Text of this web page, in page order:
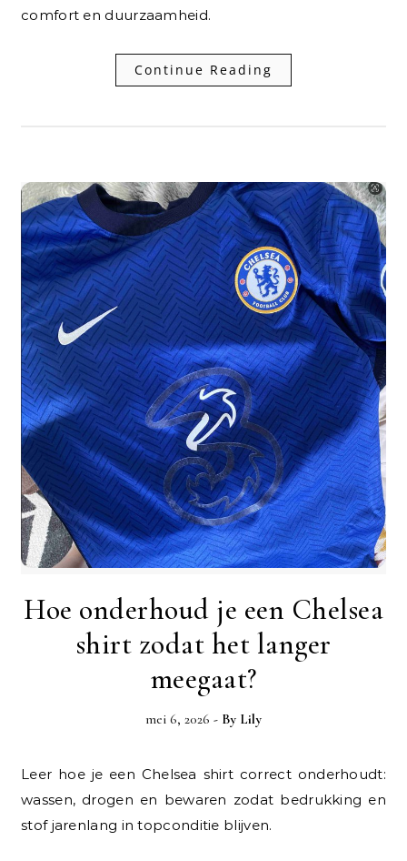
comfort en duurzaamheid.
Continue Reading
Hoe onderhoud je een Chelsea
shirt zodat het langer
meegaat?
mei 6, 2026 - By Lily
Leer hoe je een Chelsea shirt correct onderhoudt:
wassen, drogen en bewaren zodat bedrukking en
stof jarenlang in topconditie blijven.